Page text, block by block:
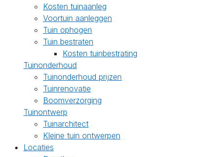
Kosten tuinaanleg
Voortuin aanleggen
Tuin ophogen
Tuin bestraten
Kosten tuinbestrating
Tuinonderhoud
Tuinonderhoud prijzen
Tuinrenovatie
Boomverzorging
Tuinontwerp
Tuinarchitect
Kleine tuin ontwerpen
Locaties